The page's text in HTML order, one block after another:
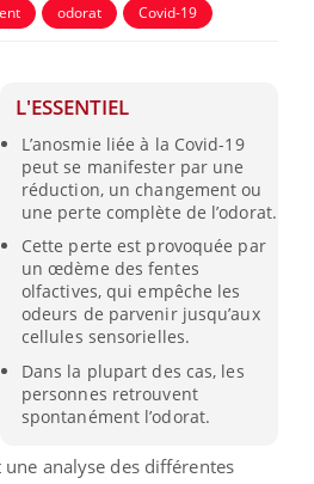
odorat Covid-19
L'ESSENTIEL
L’anosmie liée à la Covid-19
peut se manifester par une
réduction, un changement ou
une perte complète de l’odorat.
Cette perte est provoquée par
un œdème des fentes
olfactives, qui empêche les
odeurs de parvenir jusqu’aux
cellules sensorielles.
Dans la plupart des cas, les
personnes retrouvent
spontanément l’odorat.
analyse des différentes